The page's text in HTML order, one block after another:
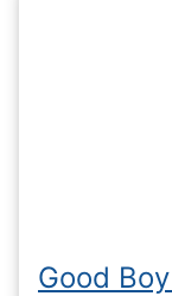
Good